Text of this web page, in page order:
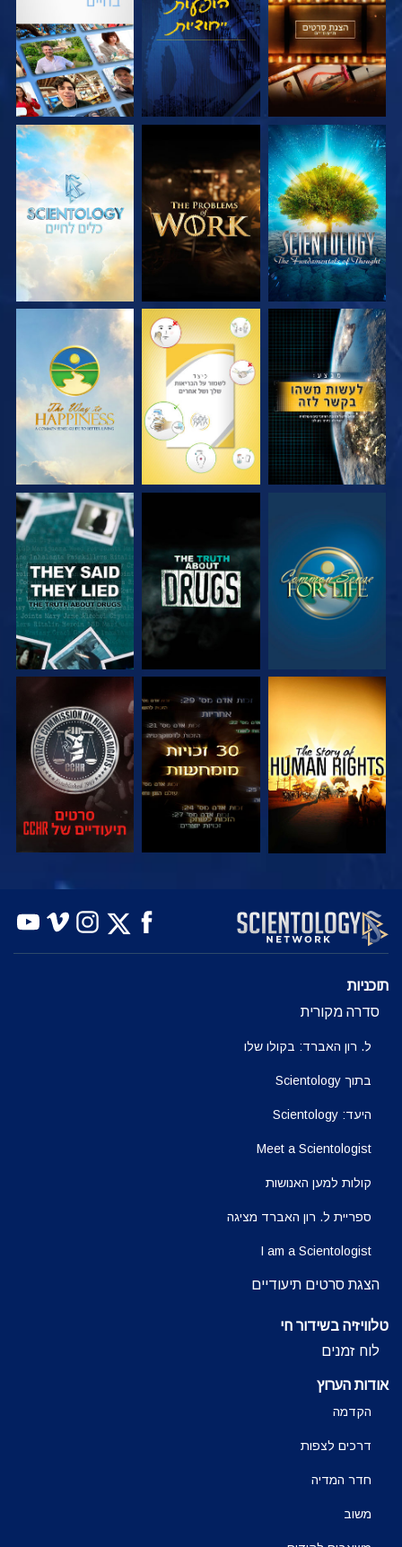
בדוק את הסדרה בדוק את הסדרה בדוק את הסדרה
צפה צפה צפה
צפה צפה צפה
צפה צפה צפה
צפה בדוק את הסדרה
תוכניות
סדרה מקורית
ל. רון האברד: בקולו שלו
בתוך Scientology
היעד: Scientology
Meet a Scientologist
קולות למען האנושות
ספריית ל. רון האברד מציגה
I am a Scientologist
הצגת סרטים תיעודיים
טלוויזיה בשידור חי
לוח זמנים
אודות הערוץ
הקדמה
דרכים לצפות
חדר המדיה
משוב